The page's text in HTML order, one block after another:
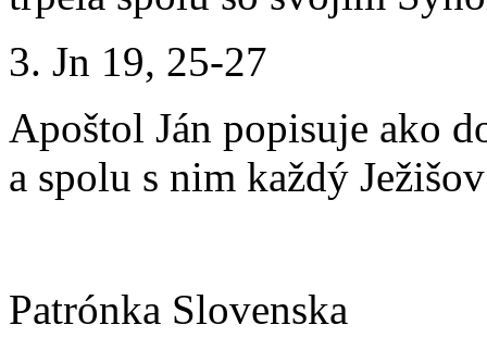
Jn 19, 25-27
Apoštol Ján popisuje ako
a spolu s nim každý
Patrónka Slovenska